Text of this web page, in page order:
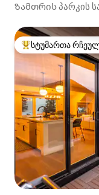
Ზამთრის პარკის
სტუმართა რჩეული
სტუმართა